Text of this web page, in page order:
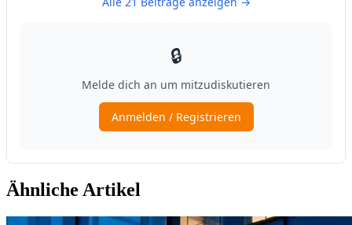
Ähnliche Artikel